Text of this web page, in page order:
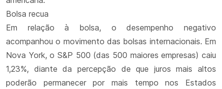
Bolsa recua
Em relação à bolsa, o desempenho negativo
acompanhou o movimento das bolsas internacionais. Em
Nova York, o S&P 500 (das 500 maiores empresas) caiu
1,23%, diante da percepção de que juros mais altos
poderão permanecer por mais tempo nos Estados